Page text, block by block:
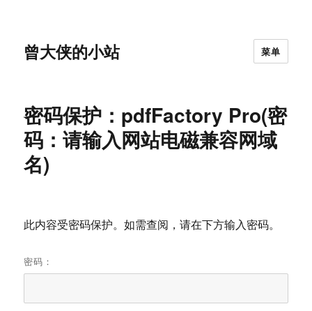
曾大侠的小站 菜单
密码保护：pdfFactory Pro(密
码：请输入网站电磁兼容网域
名)
此内容受密码保护。如需查阅，请在下方输入密码。
密码：